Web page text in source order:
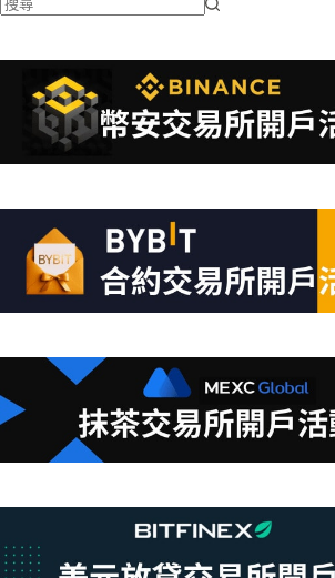
不
條